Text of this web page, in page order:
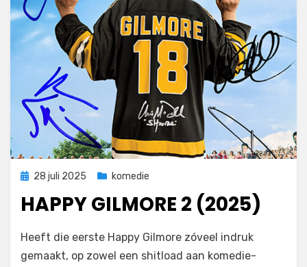
Geplaatst
28 juli 2025 komedie
HAPPY GILMORE 2 (2025)
door Filmofiel.nl
Heeft die eerste Happy Gilmore zóveel indruk
gemaakt, op zowel een shitload aan komedie-